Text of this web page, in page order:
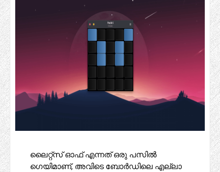
ലൈറ്റ്‌സ് ഓഫ് എന്നത് ഒരു പസിൽ
ഗെയിമാണ്, അവിടെ ബോർഡിലെ എല്ലാ